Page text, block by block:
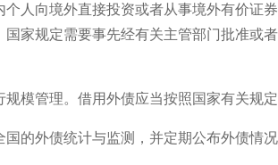
人向境外直接投资或者从事境外有价证
家规定需要事先经有关主管部门批准或
模管理。借用外债应当按照国家有关规定
的外债统计与监测，并定期公布外债情况